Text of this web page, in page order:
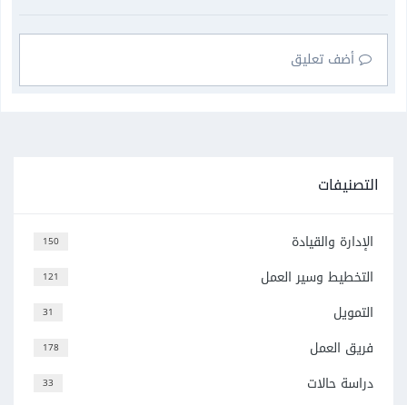
أضف تعليق
التصنيفات
150 الإدارة والقيادة
121 التخطيط وسير العمل
31 التمويل
178 فريق العمل
33 دراسة حالات